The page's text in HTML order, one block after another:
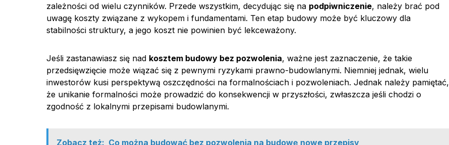
zależności od wielu czynników. Przede wszystkim, decydując się na podpiwniczenie, należy brać pod
uwagę koszty związane z wykopem i fundamentami. Ten etap budowy może być kluczowy dla
stabilności struktury, a jego koszt nie powinien być lekceważony.
Jeśli zastanawiasz się nad kosztem budowy bez pozwolenia, ważne jest zaznaczenie, że takie
przedsięwzięcie może wiązać się z pewnymi ryzykami prawno-budowlanymi. Niemniej jednak, wielu
inwestorów kusi perspektywą oszczędności na formalnościach i pozwoleniach. Jednak należy pamiętać,
że unikanie formalności może prowadzić do konsekwencji w przyszłości, zwłaszcza jeśli chodzi o
zgodność z lokalnymi przepisami budowlanymi.
Zobacz też: Co można budować bez pozwolenia na budowę nowe przepisy